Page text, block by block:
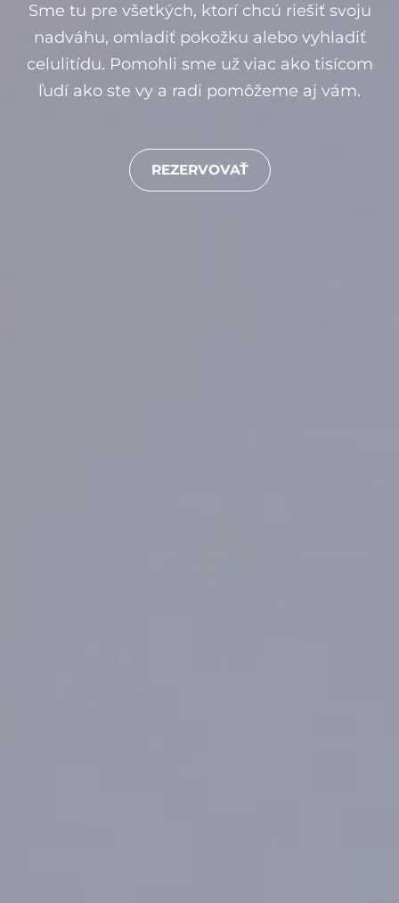
Sme tu pre všetkých, ktorí chcú riešiť svoju
nadváhu, omladiť pokožku alebo vyhladiť
celulitídu. Pomohli sme už viac ako tisícom
ľudí ako ste vy a radi pomôžeme aj vám.
REZERVOVAŤ